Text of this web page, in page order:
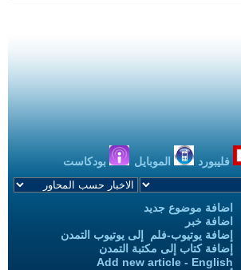
فليبورد الموبايل بودكاست
اضافة موضوع جديد
اضافة خبر
إضافة يوتيوب-فلم إلى يوتيوب التمدن
إضافة كتاب إلى مكتبة التمدن
Add new article - English